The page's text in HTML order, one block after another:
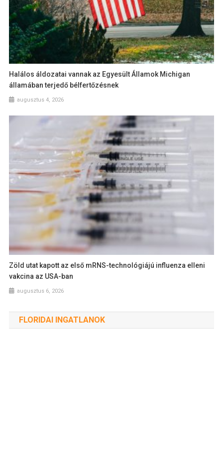
Halálos áldozatai vannak az Egyesült Államok Michigan
államában terjedő bélfertőzésnek
augusztus 4, 2026
Zöld utat kapott az első mRNS-technológiájú influenza elleni
vakcina az USA-ban
augusztus 6, 2026
FLORIDAI INGATLANOK